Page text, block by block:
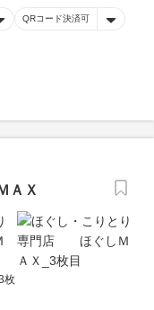
QRコード決済可
ＡＸ
枚